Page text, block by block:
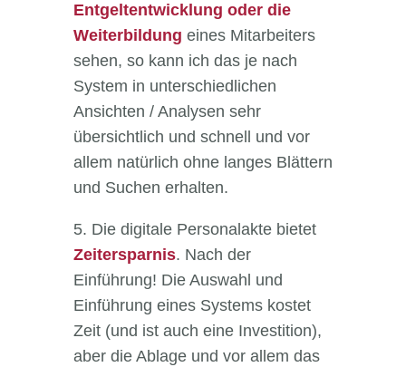
Entgeltentwicklung oder die
Weiterbildung eines Mitarbeiters
sehen, so kann ich das je nach
System in unterschiedlichen
Ansichten / Analysen sehr
übersichtlich und schnell und vor
allem natürlich ohne langes Blättern
und Suchen erhalten.
5. Die digitale Personalakte bietet
Zeitersparnis. Nach der
Einführung! Die Auswahl und
Einführung eines Systems kostet
Zeit (und ist auch eine Investition),
aber die Ablage und vor allem das